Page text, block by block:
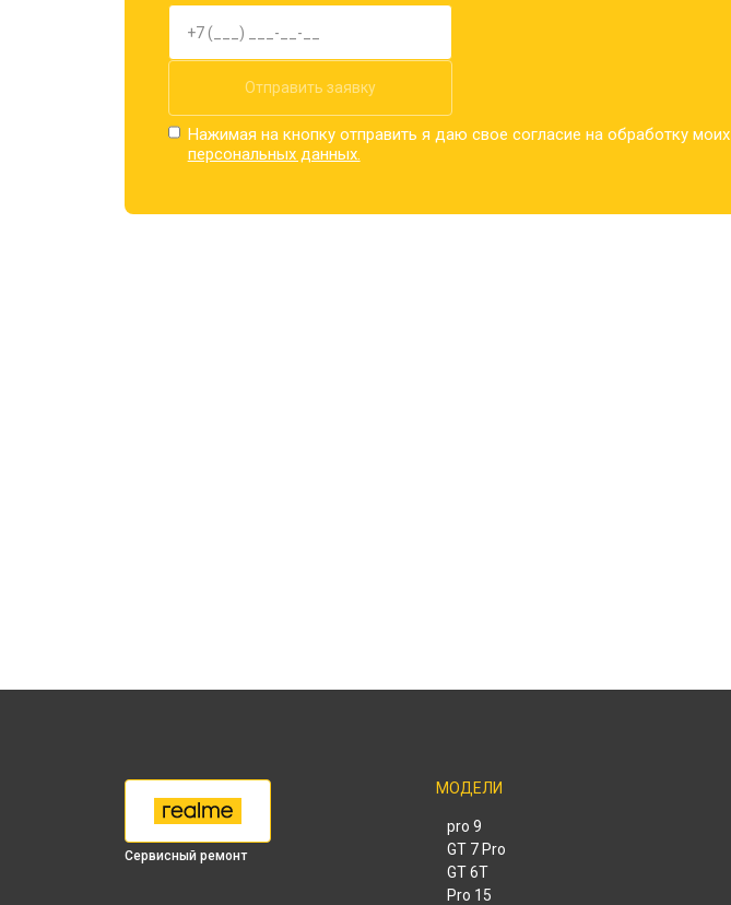
Отправить заявку
Нажимая на кнопку отправить я даю свое согласие на обработку моих
персональных данных.
Сервисный ремонт
МОДЕЛИ
9 pro
GT 7 Pro
GT 6T
15 Pro